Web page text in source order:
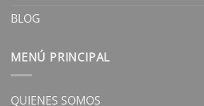
BLOG
MENÚ PRINCIPAL
QUIENES SOMOS